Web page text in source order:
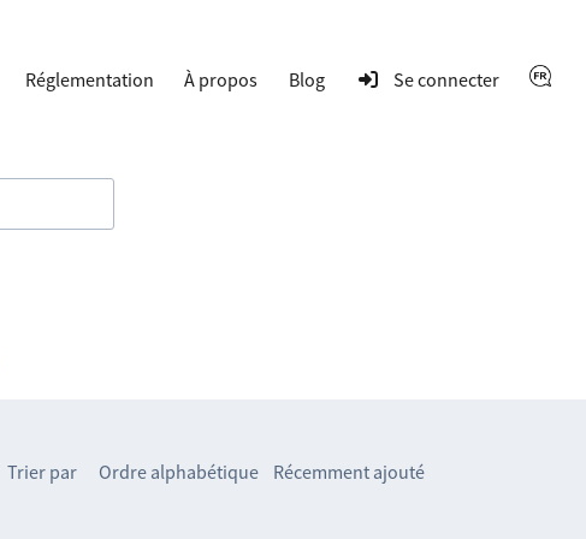
Réglementation À propos Blog Se connecter
Trier par Ordre alphabétique Récemment ajouté